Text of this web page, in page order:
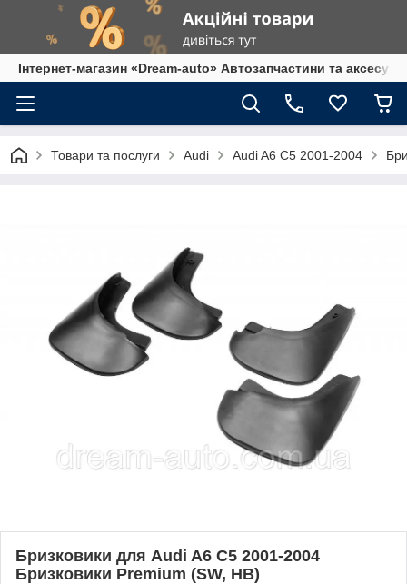
Інтернет-магазин «Dream-auto» Автозапчастини та
Товари та послуги Audi Audi A6 C5 2001-2004
Бризковики для Audi A6 C5 2001-2004
Бризковики Premium (SW, HB)